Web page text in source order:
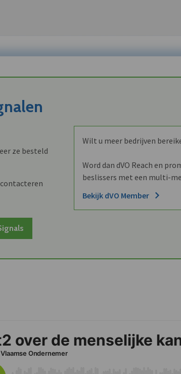
ze besteld
Wilt u meer bedrijven
Word dan dVO Reach en
beslissers met een multi-
Bekijk dVO Member